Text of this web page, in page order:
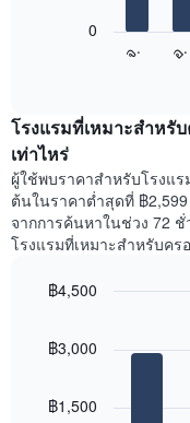
แผนภูมิ
มี
แกน
Y
1
แกน
แแส
ดง
เฉลี่ย
ห้อง
พัก
แผนภูมิ
แสดง
ราคา
เฉลี่ย
ของ
ห้อง
พัก
ใน
วัน
แผนภูมิ
จ. อ.
0
โรงแรมที่เหมาะสำหรั
เท่าไหร่
ผู้ใช้พบราคาสำหรับโรงแ
ต้นในราคาต่ำสุดที่ ฿
จากการค้นหาในช่วง 72
โรงแรมที่เหมาะสำหรับค
with
฿1,500
฿3,000
฿4,500